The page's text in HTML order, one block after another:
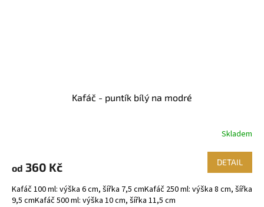
Kafáč - puntík bílý na modré
Skladem
od 360 Kč DETAIL
Kafáč 100 ml: výška 6 cm, šířka 7,5 cmKafáč 250 ml: výška 8 cm, šířka
9,5 cmKafáč 500 ml: výška 10 cm, šířka 11,5 cm